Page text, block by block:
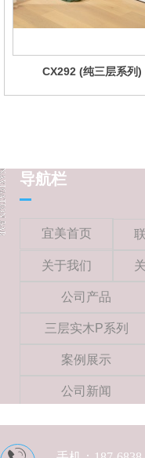
CX292 (纯三层系列)
导航栏
宜美首页
关于我们
公司产品
三层实木P系列
案例展示
公司新闻